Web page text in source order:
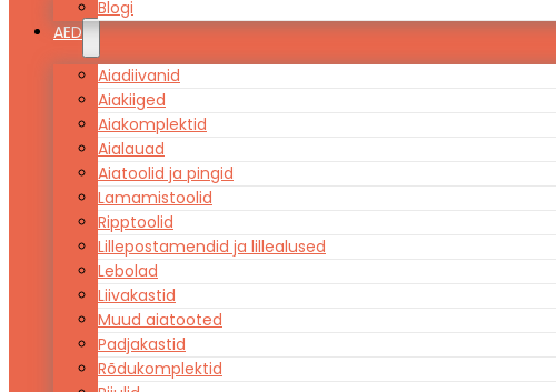
Blogi
AED
Aiadiivanid
Aiakiiged
Aiakomplektid
Aialauad
Aiatoolid ja pingid
Lamamistoolid
Ripptoolid
Lillepostamendid ja lillealused
Lebolad
Liivakastid
Muud aiatooted
Padjakastid
Rõdukomplektid